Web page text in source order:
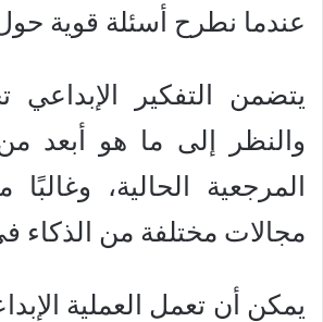
عندما نطرح أسئلة قوية
يتضمن التفكير الإبداعي
والنظر إلى ما هو أبعد
المرجعية الحالية،
مجالات مختلفة من الذكاء
يمكن أن تعمل العملية